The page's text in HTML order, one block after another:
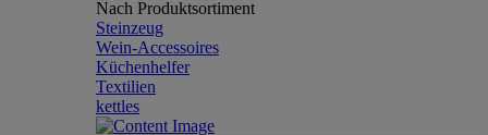
Nach Produktsortiment
Steinzeug
Wein-Accessoires
Küchenhelfer
Textilien
kettles